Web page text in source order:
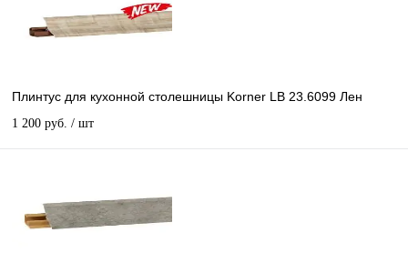
Плинтус для кухонной столешницы Korner LB 23.6099 Лен
1 200 руб. / шт